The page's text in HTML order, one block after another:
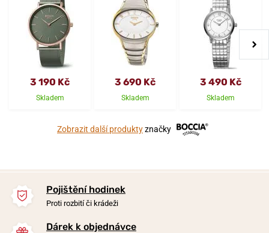
3 190 Kč
Skladem
3 690 Kč
Skladem
3 490 Kč
Skladem
Zobrazit další produktyznačky
Pojištění hodinek
Proti rozbití či krádeži
Dárek k objednávce